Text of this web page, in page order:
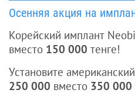
Осенняя акция на
Корейский имплант
вместо 150 000 тенге!
Установите
250 000 вместо 350 000